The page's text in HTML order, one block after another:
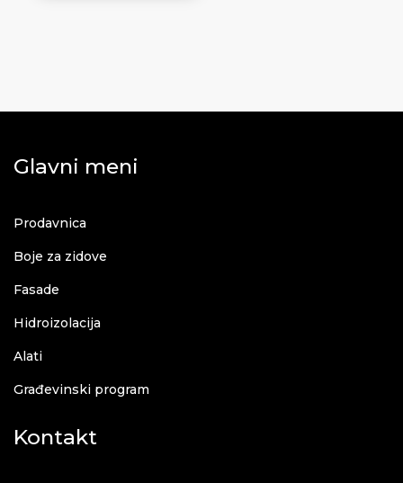
Glavni meni
Prodavnica
Boje za zidove
Fasade
Hidroizolacija
Alati
Građevinski program
Kontakt